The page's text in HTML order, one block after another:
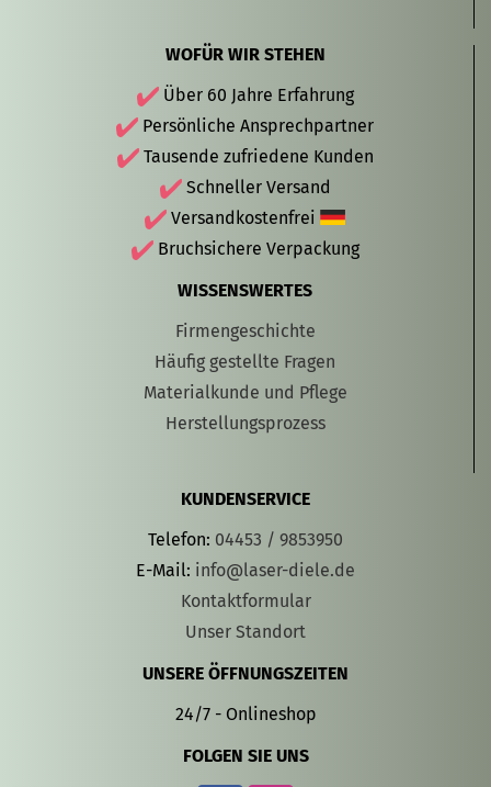
WOFÜR WIR STEHEN
Über 60 Jahre Erfahrung
Persönliche Ansprechpartner
Tausende zufriedene Kunden
Schneller Versand
Versandkostenfrei
Bruchsichere Verpackung
WISSENSWERTES
Firmengeschichte
Häufig gestellte Fragen
Materialkunde und Pflege
Herstellungsprozess
KUNDENSERVICE
Telefon: 04453 / 9853950
E-Mail: info@laser-diele.de
Kontaktformular
Unser Standort
UNSERE ÖFFNUNGSZEITEN
24/7 - Onlineshop
FOLGEN SIE UNS